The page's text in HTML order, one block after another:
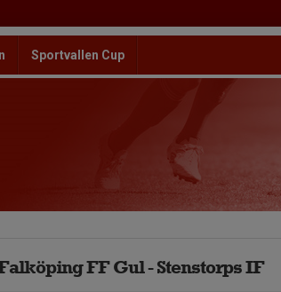
Sportvallen Cup
FF Gul - Stenstorps IF